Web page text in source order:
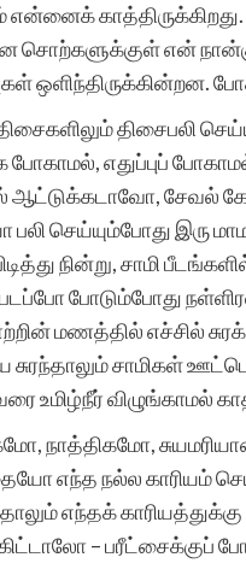
காத்திருக்கிறது.
என்
ஒளிந்திருக்கின்றன.
திசைபலி
போகாமல், எதுப்புப்
ஆட்டுக்கடாவோ, சேவல்
பலி செய்யும்போது இரு
நின்று, சாமி
படப்போ போடும்போது
மணத்தில் எச்சில்
சுரந்தாலும் சாமிகள்
உமிழ்நீர் விழுங்காமல்
நாத்திகமோ,
எந்த நல்ல காரியம்
எந்தக் காரியத்துக்கு
– பரீட்சைக்குப்